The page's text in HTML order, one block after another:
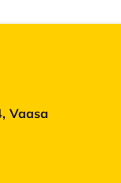
Vaasa